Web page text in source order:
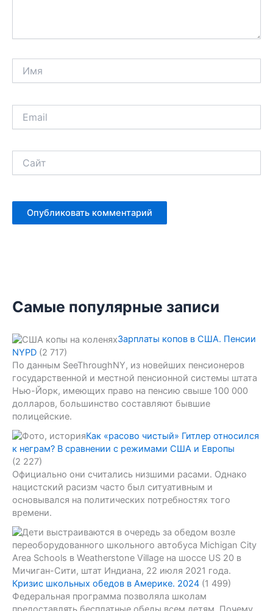
Самые популярные записи
Зарплаты копов в США. Пенсии
NYPD (2 717)
По данным SeeThroughNY, из новейших пенсионеров
государственной и местной пенсионной системы штата
Нью-Йорк, имеющих право на пенсию свыше 100 000
долларов, большинство составляют бывшие
полицейские.
Как «расово чистый» Гитлер относился
к неграм? В сравнении с режимами США и Европы
(2 227)
Официально они считались низшими расами. Однако
нацистский расизм часто был ситуативным и
основывался на политических потребностях того
времени.
Кризис школьных обедов в Америке. 2024 (1 499)
Федеральная программа позволяла школам